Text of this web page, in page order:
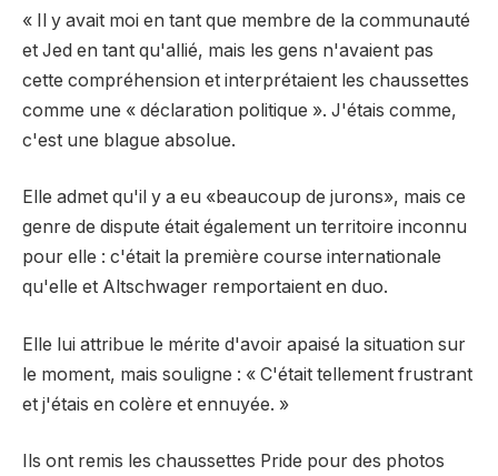
« Il y avait moi en tant que membre de la communauté
et Jed en tant qu'allié, mais les gens n'avaient pas
cette compréhension et interprétaient les chaussettes
comme une « déclaration politique ». J'étais comme,
c'est une blague absolue.
Elle admet qu'il y a eu «beaucoup de jurons», mais ce
genre de dispute était également un territoire inconnu
pour elle : c'était la première course internationale
qu'elle et Altschwager remportaient en duo.
Elle lui attribue le mérite d'avoir apaisé la situation sur
le moment, mais souligne : « C'était tellement frustrant
et j'étais en colère et ennuyée. »
Ils ont remis les chaussettes Pride pour des photos